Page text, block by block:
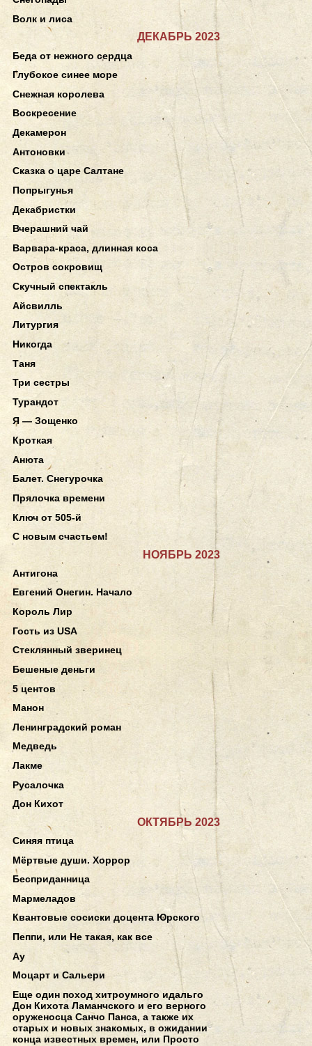
Волк и лиса
ДЕКАБРЬ 2023
Беда от нежного сердца
Глубокое синее море
Снежная королева
Воскресение
Декамерон
Антоновки
Сказка о царе Салтане
Попрыгунья
Декабристки
Вчерашний чай
Варвара-краса, длинная коса
Остров сокровищ
Скучный спектакль
Айсвилль
Литургия
Никогда
Таня
Три сестры
Турандот
Я — Зощенко
Кроткая
Анюта
Балет. Снегурочка
Прялочка времени
Ключ от 505-й
С новым счастьем!
НОЯБРЬ 2023
Антигона
Евгений Онегин. Начало
Король Лир
Гость из USA
Стеклянный зверинец
Бешеные деньги
5 центов
Манон
Ленинградский роман
Медведь
Лакме
Русалочка
Дон Кихот
ОКТЯБРЬ 2023
Синяя птица
Мёртвые души. Хоррор
Бесприданница
Мармеладов
Квантовые сосиски доцента Юрского
Пеппи, или Не такая, как все
Ау
Моцарт и Сальери
Еще один поход хитроумного идальго
Дон Кихота Ламанчского и его верного
оруженосца Санчо Панса, а также их
старых и новых знакомых, в ожидании
конца известных времен, или Просто